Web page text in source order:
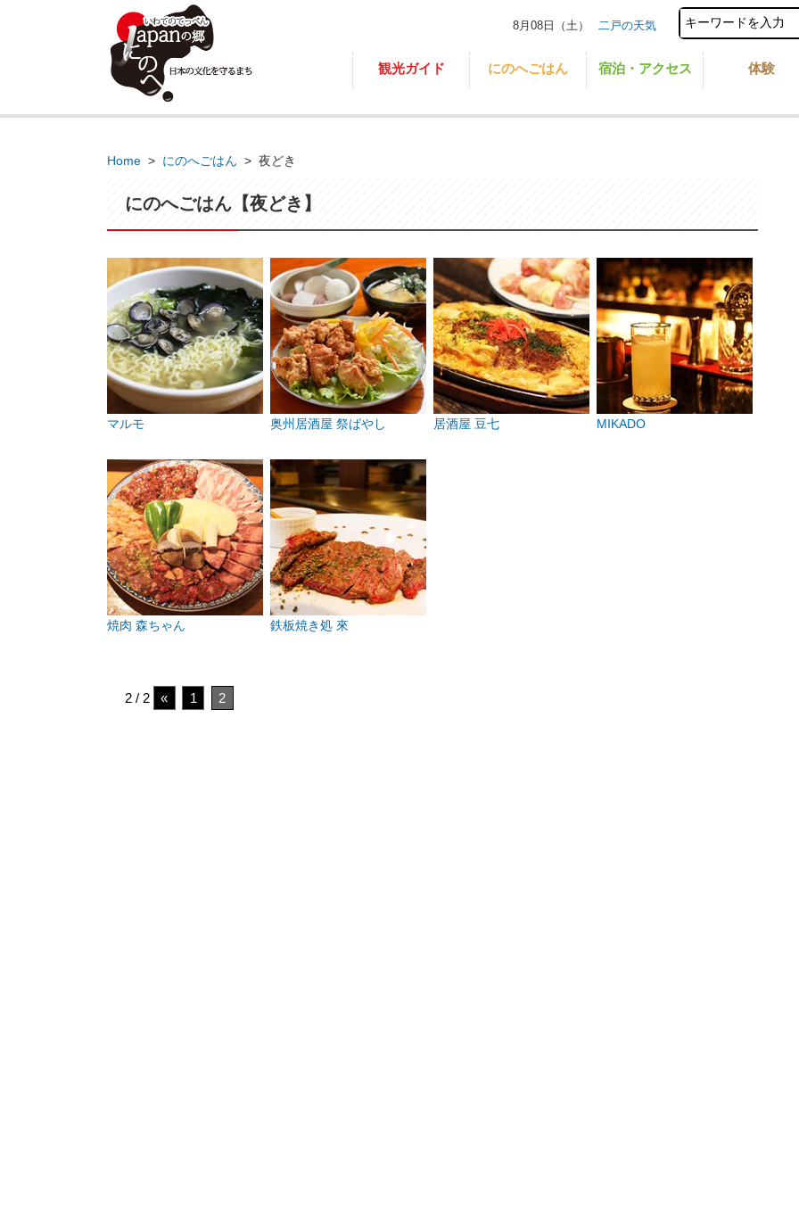
8月08日（土） 二戸の天気
観光ガイド にのへごはん 宿泊・アクセス 体験
Home > にのへごはん > 夜どき
にのへごはん【夜どき】
マルモ 奥州居酒屋 祭ばやし 居酒屋 豆七 MIKADO
焼肉 森ちゃん 鉄板焼き処 來
2 / 2 « 1 2